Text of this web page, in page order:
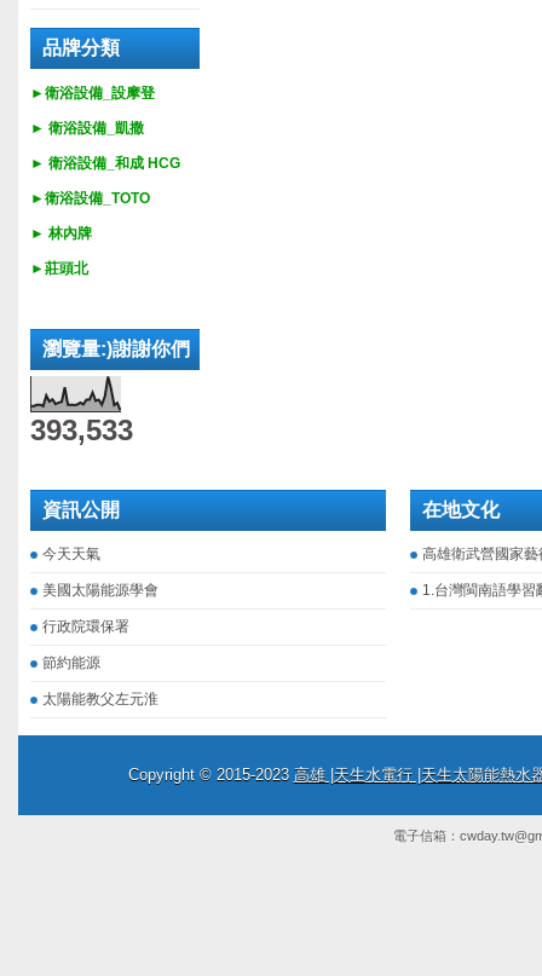
品牌分類
►衛浴設備_設摩登
► 衛浴設備_ 凱撒
► 衛浴設備_ 和成 HCG
►衛浴設備_ TOTO
► 林內牌
►莊頭北
瀏覽量:)謝謝你們
393,533
資訊公開
今天天氣
美國太陽能源學會
行政院環保署
節約能源
太陽能教父左元淮
在地文化
高雄衛武營國家藝
1.台灣閩南語學習
Copyright © 2015-2023 高雄 |天生水電行 |天生太陽能熱水
電子信箱：